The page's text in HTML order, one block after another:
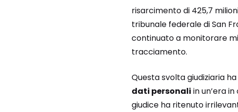
risarcimento di 425,7
tribunale federale di San
continuato a monitorare
tracciamento.
Questa svolta giudiziaria
dati personali in un’era
giudice ha ritenuto